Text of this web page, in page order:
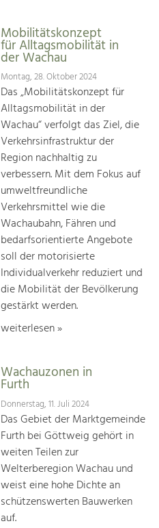
Mobilitätskonzept
für Alltagsmobilität in
der Wachau
Montag, 28. Oktober 2024
Das „Mobilitätskonzept für
Alltagsmobilität in der
Wachau“ verfolgt das Ziel, die
Verkehrsinfrastruktur der
Region nachhaltig zu
verbessern. Mit dem Fokus auf
umweltfreundliche
Verkehrsmittel wie die
Wachaubahn, Fähren und
bedarfsorientierte Angebote
soll der motorisierte
Individualverkehr reduziert und
die Mobilität der Bevölkerung
gestärkt werden.
weiterlesen »
Wachauzonen in
Furth
Donnerstag, 11. Juli 2024
Das Gebiet der Marktgemeinde
Furth bei Göttweig gehört in
weiten Teilen zur
Welterberegion Wachau und
weist eine hohe Dichte an
schützenswerten Bauwerken
auf.